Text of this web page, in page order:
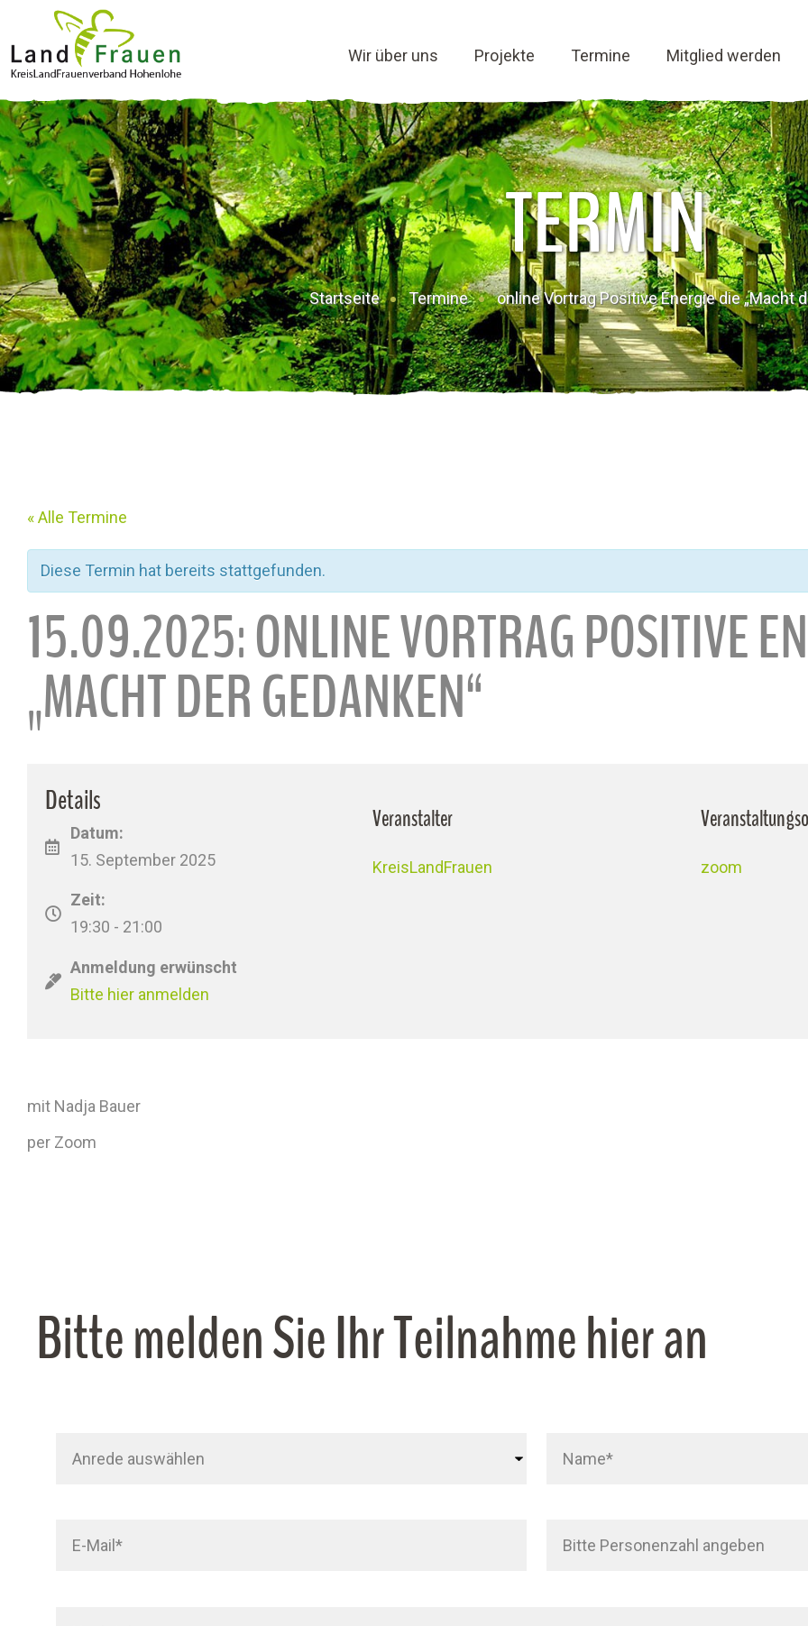
Wir über uns Projekte Termine Mitglied werden
TERMIN
Startseite Termine online Vortrag Positive Energie die „Macht
« Alle Termine
Diese Termin hat bereits stattgefunden.
15.09.2025: ONLINE VORTRAG POSITIVE
„MACHT DER GEDANKEN“
Details
Datum:
15. September 2025
Zeit:
19:30 - 21:00
Anmeldung erwünscht
Bitte hier anmelden
Veranstalter
KreisLandFrauen zoom
mit Nadja Bauer
per Zoom
Bitte melden Sie Ihr Teilnahme hier an